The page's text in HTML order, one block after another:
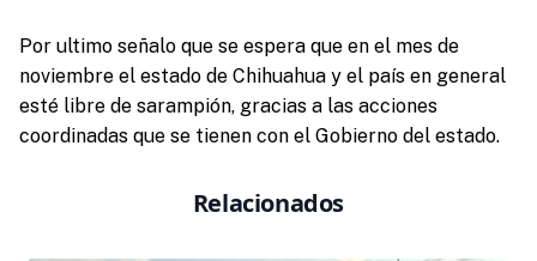
Por ultimo señalo que se espera que en el mes de
noviembre el estado de Chihuahua y el país en general
esté libre de sarampión, gracias a las acciones
coordinadas que se tienen con el Gobierno del estado.
Relacionados